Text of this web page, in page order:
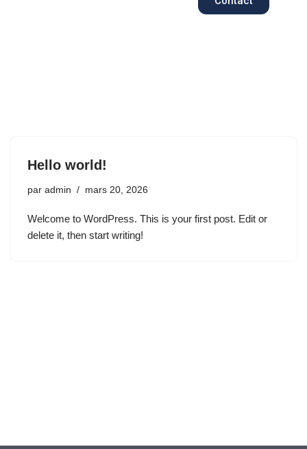
Hello world!
par admin mars 20, 2026
Welcome to WordPress. This is your first post. Edit or
delete it, then start writing!